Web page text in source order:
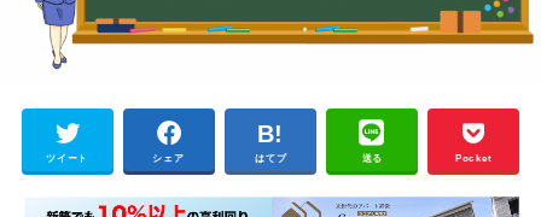
ツイート シェア はてブ 送る Pocket